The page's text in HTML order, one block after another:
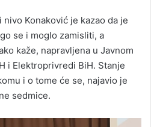
Konaković je kazao da je
se i moglo zamisliti, a
kaže, napravljena u Javnom
i Elektroprivredi BiH. Stanje
i o tome će se, najavio je
sedmice.